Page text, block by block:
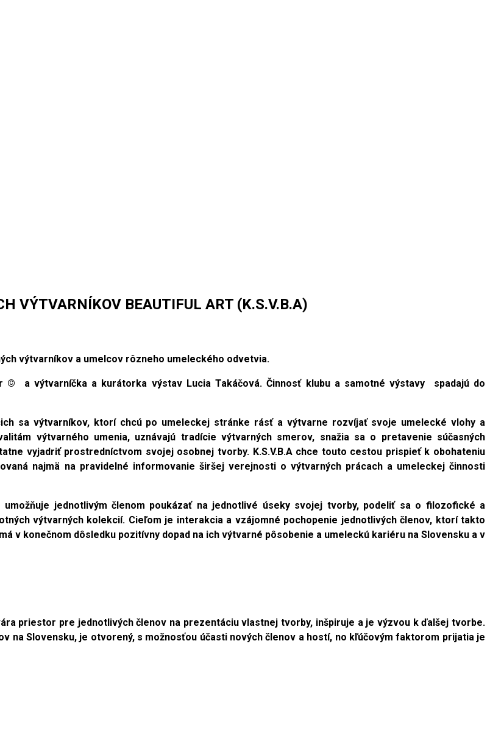
VÝTVARNÍKOV BEAUTIFUL ART (K.S.V.B.A)
výtvarníkov a umelcov rôzneho umeleckého odvetvia.
a výtvarníčka a kurátorka výstav Lucia Takáčová. Činnosť klubu a samotné výstavy spadajú do
sa výtvarníkov, ktorí chcú po umeleckej stránke rásť a výtvarne rozvíjať svoje umelecké vlohy a
výtvarného umenia, uznávajú tradície výtvarných smerov, snažia sa o pretavenie súčasných
vyjadriť prostredníctvom svojej osobnej tvorby. K.S.V.B.A chce touto cestou prispieť k obohateniu
najmä na pravidelné informovanie širšej verejnosti o výtvarných prácach a umeleckej činnosti
jednotlivým členom poukázať na jednotlivé úseky svojej tvorby, podeliť sa o filozofické a
výtvarných kolekcií. Cieľom je interakcia a vzájomné pochopenie jednotlivých členov, ktorí takto
v konečnom dôsledku pozitívny dopad na ich výtvarné pôsobenie a umeleckú kariéru na Slovensku a v
priestor pre jednotlivých členov na prezentáciu vlastnej tvorby, inšpiruje a je výzvou k ďalšej tvorbe.
na Slovensku, je otvorený, s možnosťou účasti nových členov a hostí, no kľúčovým faktorom prijatia je